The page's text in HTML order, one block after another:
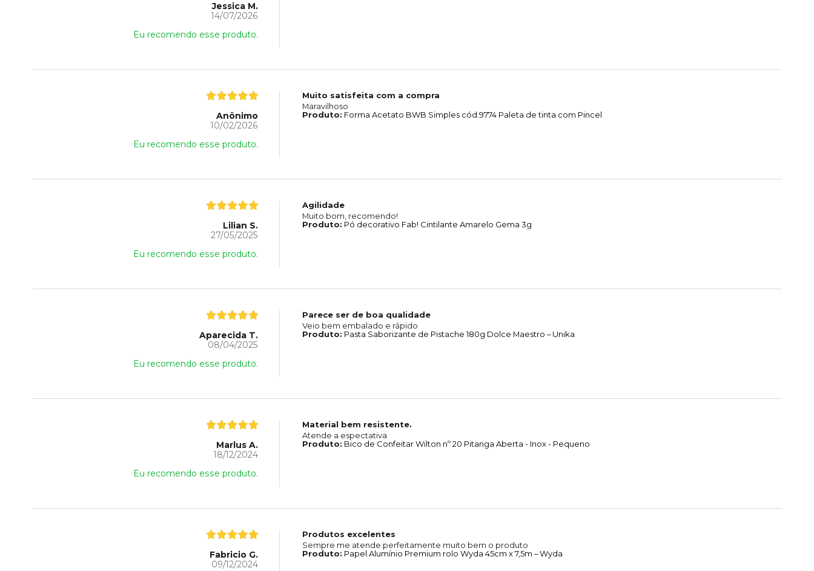
Jessica M.
14/07/2026
Eu recomendo esse produto.
Anônimo
10/02/2026
Eu recomendo esse produto.
Muito satisfeita com a compra
Maravilhoso
Produto: Forma Acetato BWB Simples cód.9774 Paleta de tinta com Pincel
Lilian S.
27/05/2025
Eu recomendo esse produto.
Agilidade
Muito bom, recomendo!
Produto: Pó decorativo Fab! Cintilante Amarelo Gema 3g
Aparecida T.
08/04/2025
Eu recomendo esse produto.
Parece ser de boa qualidade
Veio bem embalado e rápido
Produto: Pasta Saborizante de Pistache 180g Dolce Maestro – Unika
Marlus A.
18/12/2024
Eu recomendo esse produto.
Material bem resistente.
Atende a espectativa
Produto: Bico de Confeitar Wilton nº 20 Pitanga Aberta - Inox - Pequeno
Fabricio G.
09/12/2024
Produtos excelentes
Sempre me atende perfeitamente muito bem o produto
Produto: Papel Alumínio Premium rolo Wyda 45cm x 7,5m – Wyda